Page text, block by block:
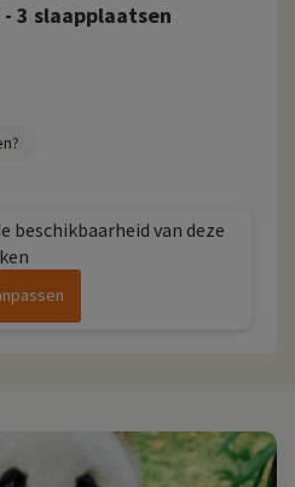
3 slaapplaatsen
beschikbaarheid van deze